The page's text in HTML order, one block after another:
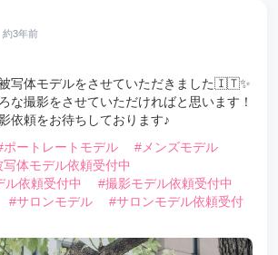
約3年前
写体モデルをさせていただきました🇮🇹✨
な撮影をさせていただければと思います！
依頼をお待ちしております♪
ポートレートモデル
#メンズモデル
写体モデル依頼受付中
ル依頼受付中
#撮影モデル依頼受付中
#サロンモデル
#サロンモデル依頼受付